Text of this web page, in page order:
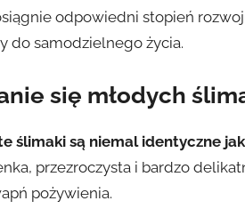
odpowiedni stopień
do samodzielnego życia.
się młodych
ślimaki są niemal identyczne
przezroczysta i bardzo
pożywienia.